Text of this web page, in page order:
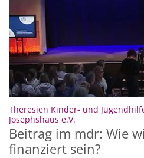
Theresien Kinder- und
Josephshaus e.V.
Beitrag im mdr: Wie
finanziert sein?